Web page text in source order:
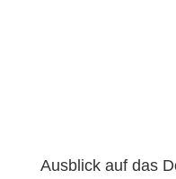
Ausblick auf das